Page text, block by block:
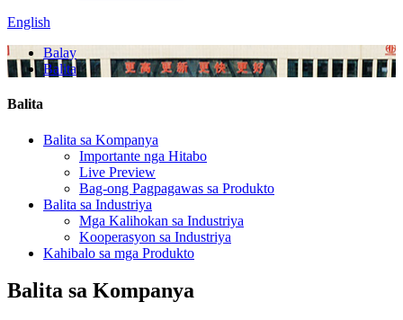
English
Balay
Balita
Balita
Balita sa Kompanya
Importante nga Hitabo
Live Preview
Bag-ong Pagpagawas sa Produkto
Balita sa Industriya
Mga Kalihokan sa Industriya
Kooperasyon sa Industriya
Kahibalo sa mga Produkto
Balita sa Kompanya